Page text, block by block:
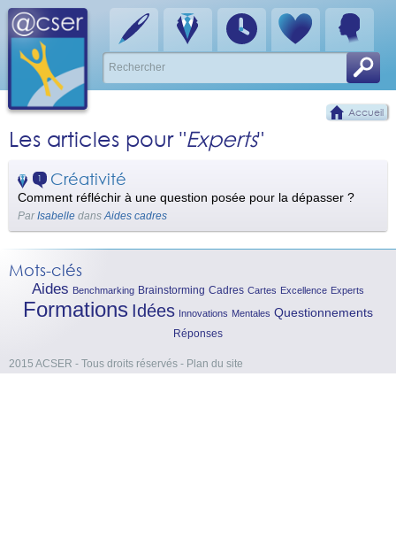
Accueil
Les articles pour "Experts"
1 Créativité
Comment réfléchir à une question posée pour la dépasser ?
ParIsabelle dansAides cadres
Mots-clés
Aides Benchmarking Brainstorming Cadres Cartes Excellence Experts
Formations Idées Innovations Mentales Questionnements
Réponses
2015 ACSER - Tous droits réservés - Plan du site